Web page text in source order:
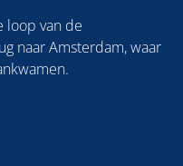
loop van de
naar Amsterdam, waar